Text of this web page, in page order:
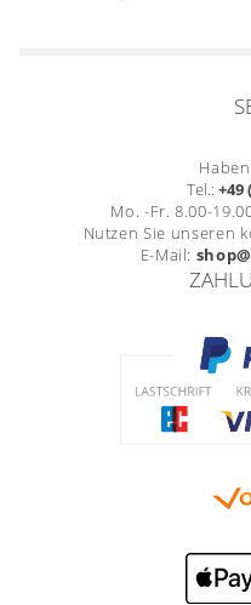
Tel.: +49
Mo. -Fr. 8.00-
Nutzen Sie unseren
E-Mail: